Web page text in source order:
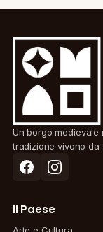
Un borgo medievale
tradizione vivono da
Il Paese